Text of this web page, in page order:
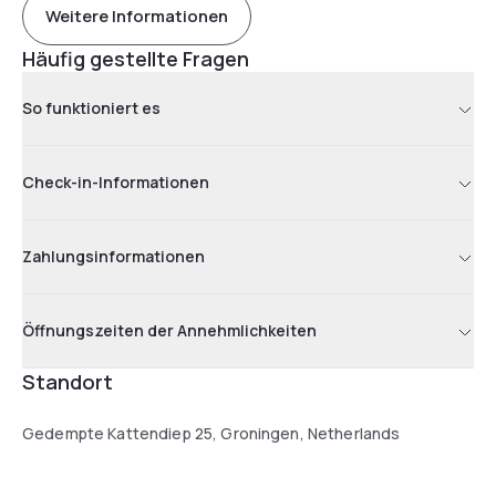
Weitere Informationen
Häufig gestellte Fragen
So funktioniert es
Check-in-Informationen
Zahlungsinformationen
Öffnungszeiten der Annehmlichkeiten
Standort
Gedempte Kattendiep 25, Groningen, Netherlands